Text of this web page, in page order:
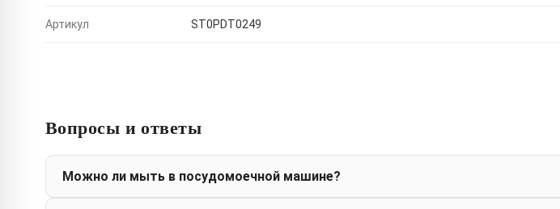
Артикул ST0PDT0249
Вопросы и ответы
Можно ли мыть в посудомоечной машине?